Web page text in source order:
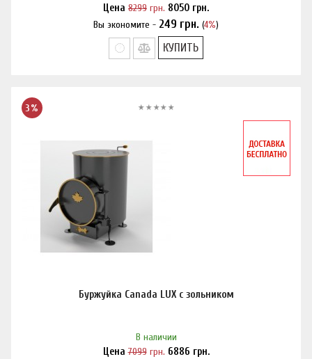
Цена 8299 грн. 8050 грн.
Вы экономите - 249 грн. (4%)
Нашли дешевле?
КУПИТЬ
3%
Буржуйка Canada LUX с зольником
В наличии
Цена7099грн. 6886 грн.